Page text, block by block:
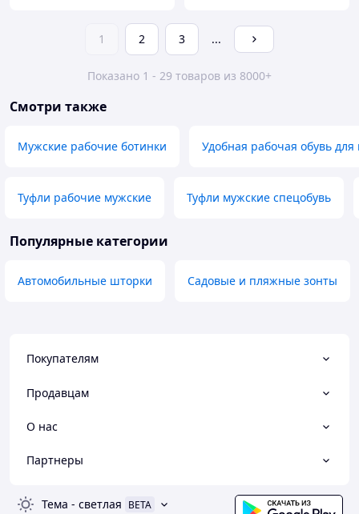
1 2 3 ...
Показано 1 - 29 товаров из 8000+
Смотри также
Мужские рабочие ботинки Удобная рабочая обувь
Туфли рабочие мужские Туфли мужские спецобувь
Популярные категории
Автомобильные шторки Садовые и пляжные зонты
Покупателям
Продавцам
О нас
Партнеры
Тема - светлая BETA